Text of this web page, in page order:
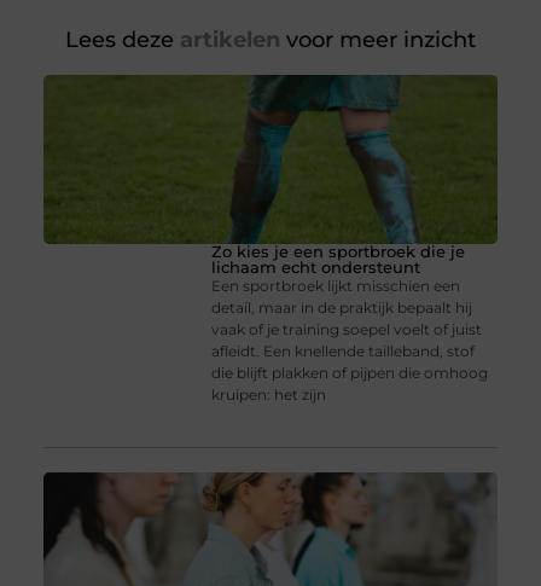
Lees deze artikelen voor meer inzicht
Zo kies je een sportbroek die je
lichaam echt ondersteunt
Een sportbroek lijkt misschien een
detail, maar in de praktijk bepaalt hij
vaak of je training soepel voelt of juist
afleidt. Een knellende tailleband, stof
die blijft plakken of pijpen die omhoog
kruipen: het zijn